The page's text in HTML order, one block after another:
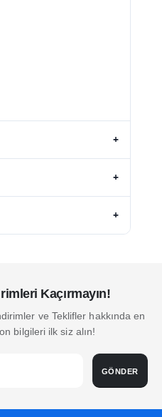
+
+
+
Kaçırmayın!
ve Teklifler hakkında en
bilgileri ilk siz alın!
GÖNDER